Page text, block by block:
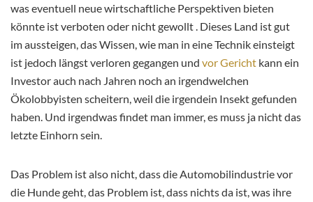
was eventuell neue wirtschaftliche Perspektiven bieten
könnte ist verboten oder nicht gewollt . Dieses Land ist gut
im aussteigen, das Wissen, wie man in eine Technik einsteigt
ist jedoch längst verloren gegangen und vor Gericht kann ein
Investor auch nach Jahren noch an irgendwelchen
Ökolobbyisten scheitern, weil die irgendein Insekt gefunden
haben. Und irgendwas findet man immer, es muss ja nicht das
letzte Einhorn sein.
Das Problem ist also nicht, dass die Automobilindustrie vor
die Hunde geht, das Problem ist, dass nichts da ist, was ihre